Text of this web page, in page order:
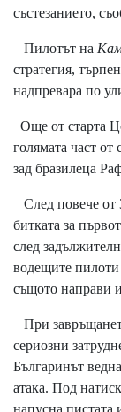
състезанието,
Пилотът на
стратегия,
надпревара по
Още от старта
голямата част
зад бразилеца
След повече от
битката за
след
водещите пилоти
същото направи
При
сериозни
Българинът
атака. Под
напусна пистата